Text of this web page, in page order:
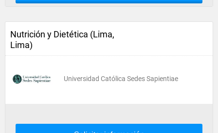
Nutrición y Dietética (Lima,
Lima)
Universidad Católica Sedes Sapientiae